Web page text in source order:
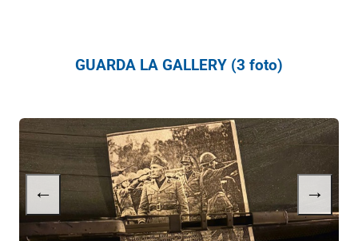
GUARDA LA GALLERY (3 foto)
← →